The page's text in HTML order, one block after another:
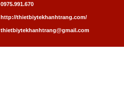
0975.991.670
http://thietbiytekhanhtrang.com/
thietbiytekhanhtrang@gmail.com